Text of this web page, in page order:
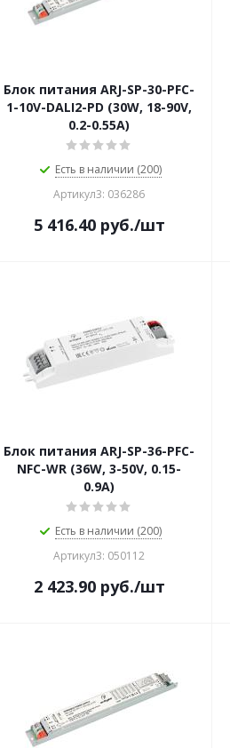
Блок питания ARJ-SP-30-PFC-
1-10V-DALI2-PD (30W, 18-90V,
0.2-0.55A)
Есть в наличии (200)
Артикул3: 036286
5 416.40руб./шт
Блок питания ARJ-SP-36-PFC-
NFC-WR (36W, 3-50V, 0.15-
0.9A)
Есть в наличии (200)
Артикул3: 050112
2 423.90руб./шт